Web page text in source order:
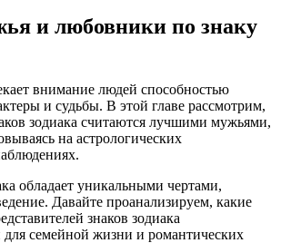
и любовники по знаку
внимание людей способностью
и судьбы. В этой главе рассмотрим,
зодиака считаются лучшими мужьями,
на астрологических
обладает уникальными чертами,
Давайте проанализируем, какие
знаков зодиака
семейной жизни и романтических